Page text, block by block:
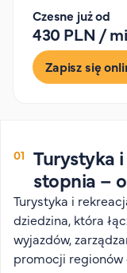
Organizacja studiów
Aktualności
Stypendia
Zjazdy
Jak zostać
Biuro rekrutacji
Zasady przyjęcia
Harmonogram
Czesne już od
430 PLN /
Zapisz się
Turystyka
stopnia –
Turystyka i
dziedzina, która
wyjazdów,
promocji regionów